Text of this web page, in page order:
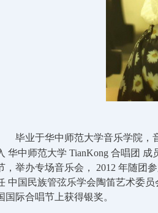
毕业于华中师范大学音乐学院，
华中师范大学 TianKong 合唱团 成
，举办专场音乐会， 2012 年随团
中国民族管弦乐学会陶笛艺术委员
国际合唱节上获得银奖。